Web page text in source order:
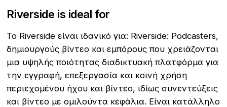
Riverside is ideal for
Το Riverside είναι ιδανικό για: Riverside: Podcasters,
δημιουργούς βίντεο και εμπόρους που χρειάζονται
μια υψηλής ποιότητας διαδικτυακή πλατφόρμα για
την εγγραφή, επεξεργασία και κοινή χρήση
περιεχομένου ήχου και βίντεο, ιδίως συνεντεύξεις
και βίντεο με ομιλούντα κεφάλια. Είναι κατάλληλο